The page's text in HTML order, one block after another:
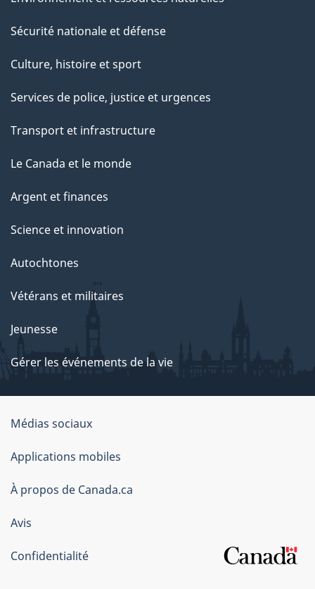
Sécurité nationale et défense
Culture, histoire et sport
Services de police, justice et urgences
Transport et infrastructure
Le Canada et le monde
Argent et finances
Science et innovation
Autochtones
Vétérans et militaires
Jeunesse
Gérer les événements de la vie
Organisation
du
gouvernement
du
Canada
Médias sociaux
Applications mobiles
À propos de Canada.ca
Avis
Confidentialité